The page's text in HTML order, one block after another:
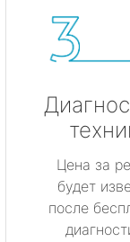
Кудрово
Лодейное
Луга
Любань
Мурино
Никольское
Цена за
будет
после